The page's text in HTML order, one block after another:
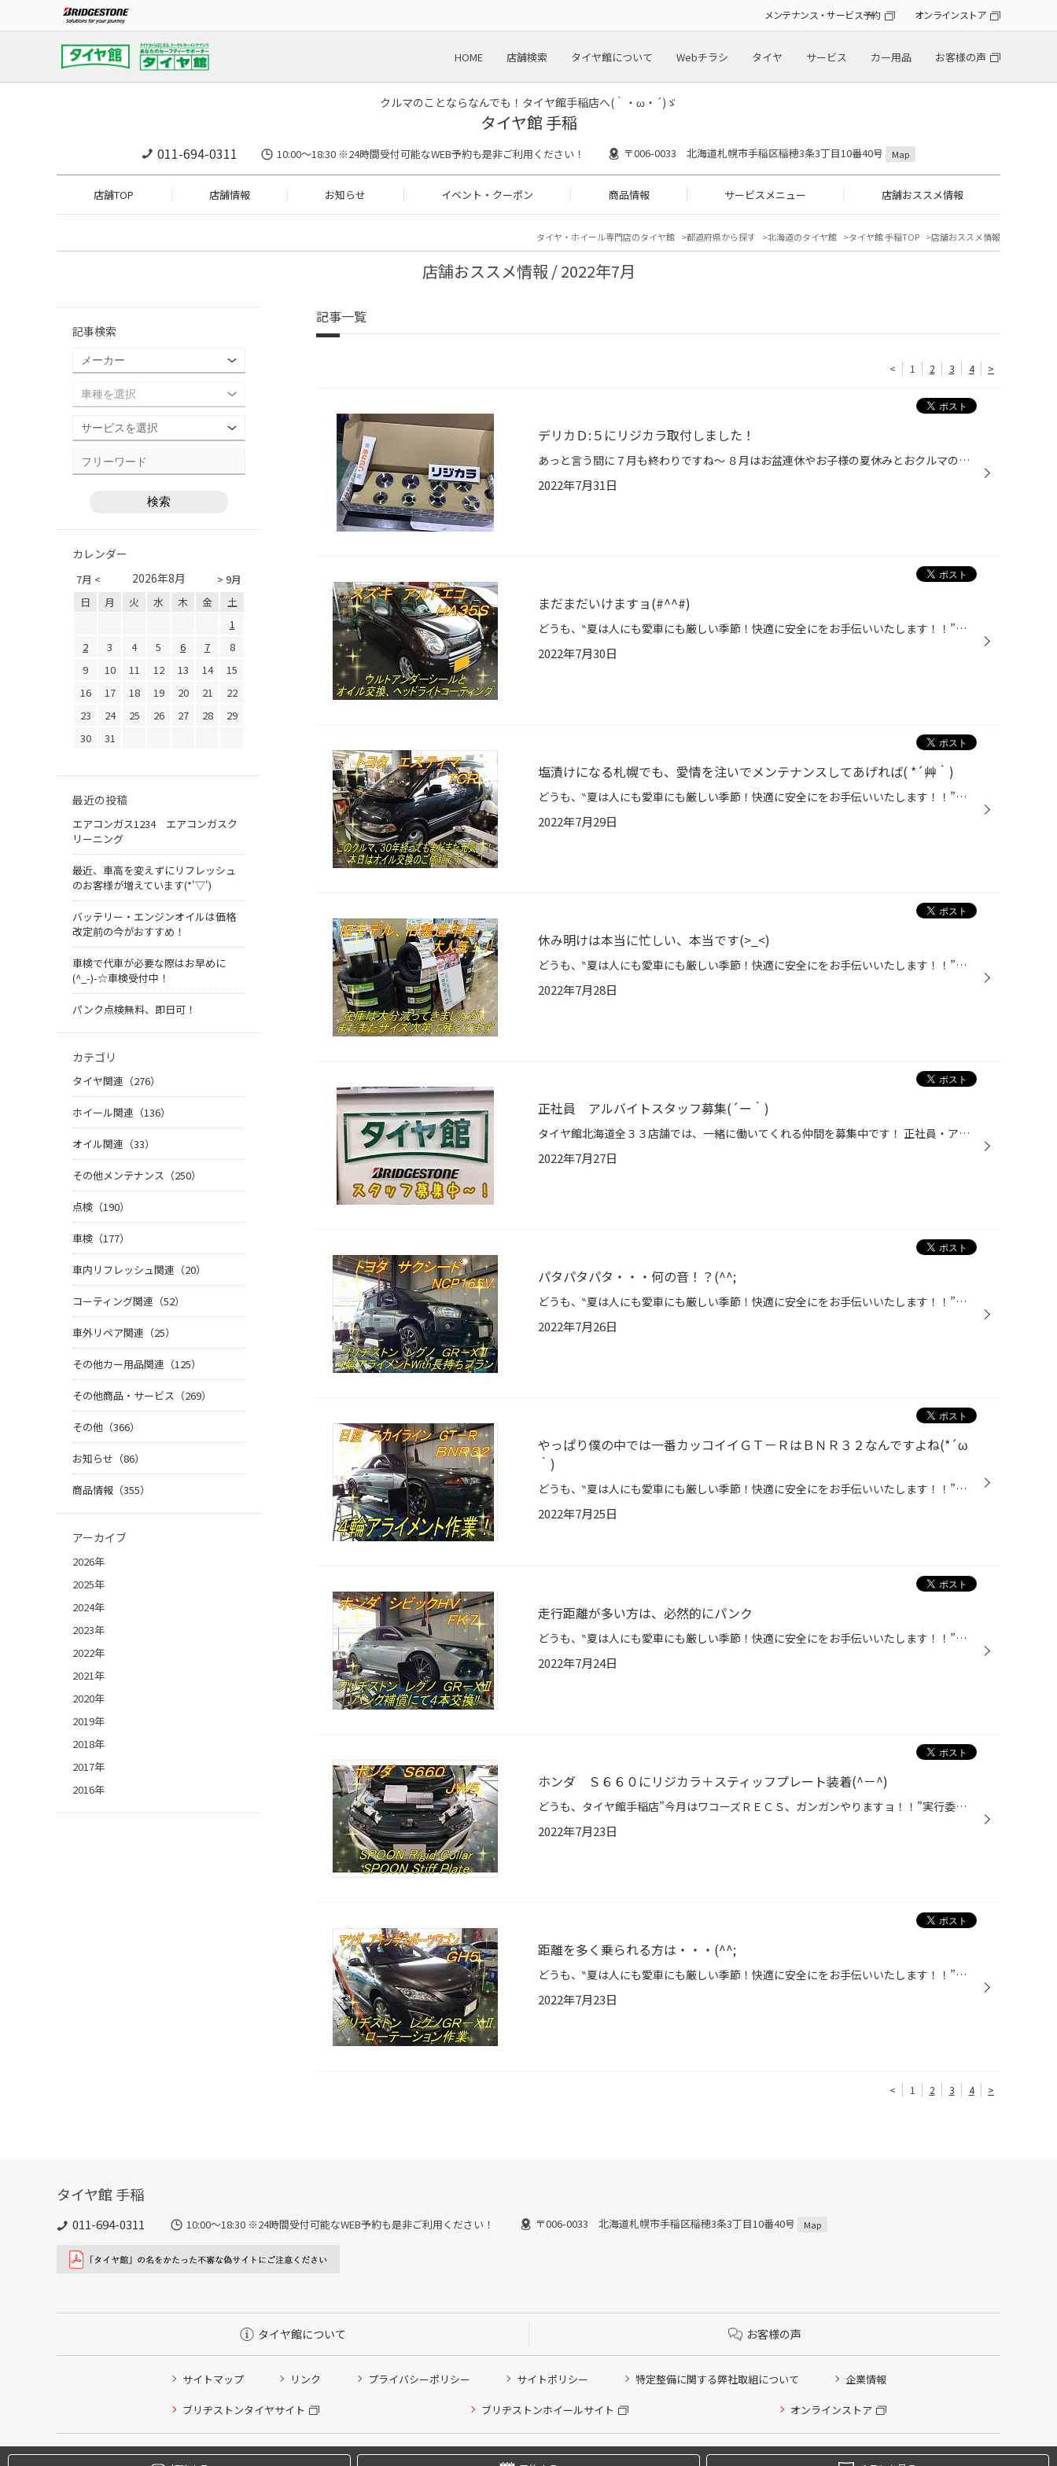
メンテナンス・サービス予約 オンラインストア
HOME 店舗検索 タイヤ館について Webチラシ タイヤ サービス カー用品 お客様の声
クルマのことならなんでも！タイヤ館手稲店へ(｀・ω・´)ゞ
タイヤ館 手稲
011-694-0311 10:00～18:30 ※24時間受付可能なWEB予約も是非ご利用ください！ 〒006-0033 北海道札幌市手稲区稲穂3条3丁目10番40号 Map
店舗TOP 店舗情報 お知らせ イベント・クーポン 商品情報 サービスメニュー 店舗おススメ情報
タイヤ・ホイール専門店のタイヤ館 都道府県から探す 北海道のタイヤ館 タイヤ館 手稲TOP 店舗おススメ情報
店舗おススメ情報 / 2022年7月
記事一覧
< 1 2 3 4 >
デリカＤ:５にリジカラ取付しました！
あっと言う間に７月も終わりですね～ ８月はお盆連休やお子様の夏休みとおクルマの仕様頻度が増しますので、お出かけ前は点検を忘れずに！ 本日はＲ2年 デリカＤ:５ ＣV１Ｗに当店大人気「リジカラ」の取付け作業です。 こんな小さいパーツですが、クルマの動きがシャキッとしますので運転がしやす...
2022年7月31日
まだまだいけますョ(#^^#)
どうも、‶夏は人にも愛車にも厳しい季節！快適に安全にをお手伝いいたします！！”実行委員長かけるです。 今日は本当に暑いですね(>_<) 暑さで動きも鈍くなっちゃいますが、それでも作業はいっぱいありましてその中から ‶スズキ アルトエコ” ‶ＨＡ３５Ｓ” こちらのお客様は今年の春に夏タイヤと冬タ...
2022年7月30日
塩漬けになる札幌でも、愛情を注いでメンテナンスしてあげれば( *´艸｀)
どうも、‶夏は人にも愛車にも厳しい季節！快適に安全にをお手伝いいたします！！”実行委員長かけるです。 本日はめちゃめちゃきれいな ‶トヨタ エスティマ” ‶ＴＣＲ” 型式見てないので20？21？11？わかんないです。 こちらのお客様は、本日はオイル交換のご依頼ですが・・・ 本当綺麗ですね(*´ω｀) ...
2022年7月29日
休み明けは本当に忙しい、本当です(>_<)
どうも、‶夏は人にも愛車にも厳しい季節！快適に安全にをお手伝いいたします！！”実行委員長かけるです。 今日はとっても忙しくて、写真を撮っておりません(^^; ですので コチラの紹介を！！ ‶旧モデル・旧製造年品 クリアランスセール！！” 上級グレードの高品質タイヤを、お手頃価格でＧＥＴする...
2022年7月28日
正社員 アルバイトスタッフ募集(´ー｀)
タイヤ館北海道全３３店舗では、一緒に働いてくれる仲間を募集中です！ 正社員・アルバイトどちらでもOK！ 性別や経験も問いません(*'ω'*) 未経験からスタートしているスタッフもたくさんいます！ 車に興味がある方は勿論！接客がお好きな方でも大歓迎ですよ～ 詳細や応募方法はコチラのリクルート...
2022年7月27日
パタパタパタ・・・何の音！？(^^;
どうも、‶夏は人にも愛車にも厳しい季節！快適に安全にをお手伝いいたします！！”実行委員長かけるです。 今日はとっても忙しくて、写真が少ないのですが・・・ ‶トヨタ サクシード” ‶ＮＣＰ１６５Ｖ” こちらのお客様は、走行すると「パタパタと音がする」との事でご来店。 点検の結果、原因として...
2022年7月26日
やっぱり僕の中では一番カッコイイＧＴ－ＲはＢＮＲ３２なんですよね(*´ω
｀)
どうも、‶夏は人にも愛車にも厳しい季節！快適に安全にをお手伝いいたします！！”実行委員長かけるです。 表題の件、 ‶ニッサン スカイライン ＧＴ－Ｒ” ‶ＢＮＲ３２” こちらのお客様は‶アライメント”をご依頼頂きました(^－^) もう１７年程お乗りとの事でしたが、なかなかスパルタンな内装で アラ...
2022年7月25日
走行距離が多い方は、必然的にパンク
どうも、‶夏は人にも愛車にも厳しい季節！快適に安全にをお手伝いいたします！！”実行委員長かけるです。 表題の件、 ‶ホンダ シビック” ‶ＦＫ７” こちらのお客様は今年の春に‶こだわりのインチダウンで快適性能アップ”させていただいたお客様で、とても快適だとお喜び頂いておりましたが・・・ た...
2022年7月24日
ホンダ Ｓ６６０にリジカラ＋スティッフプレート装着(^－^)
どうも、タイヤ館手稲店”今月はワコーズＲＥＣＳ、ガンガンやりますョ！！”実行委員長かけるです。 ※こちらの記事は2021.05.16の記事を再編集しております。 ‶スプーン リジカラ” おクルマは ‶ホンダ Ｓ６６０” ‶ＪＷ５” リジカラについては以前僕なりに‶わかりやすく書いた記事がコチラ” こんな小...
2022年7月23日
距離を多く乗られる方は・・・(^^;
どうも、‶夏は人にも愛車にも厳しい季節！快適に安全にをお手伝いいたします！！”実行委員長かけるです。 表題の件、北海道は夏・冬のタイヤ交換がある為あまりなじみが無いんですが・・・ ‶マツダ アテンザスポーツワゴン” ‶ＧＨ５” こちらのお客様は、夏場のみ走行距離がめちゃめちゃ増えるのでワ...
2022年7月23日
< 1 2 3 4 >
記事検索
カレンダー
7月 < > 9月
2026年8月
日 月 火 水 木 金
土
1
2
3 4 5 6 7
8
9
10 11 12 13 14
15
16
17 18 19 20 21
22
23
24 25 26 27 28
29
30
31
最近の投稿
エアコンガス1234 エアコンガスク
リーニング
最近、車高を変えずにリフレッシュ
のお客様が増えています(*'▽')
バッテリー・エンジンオイルは価格
改定前の今がおすすめ！
車検で代車が必要な際はお早めに
(^_-)-☆車検受付中！
パンク点検無料、即日可！
カテゴリ
タイヤ関連（276）
ホイール関連（136）
オイル関連（33）
その他メンテナンス（250）
点検（190）
車検（177）
車内リフレッシュ関連（20）
コーティング関連（52）
車外リペア関連（25）
その他カー用品関連（125）
その他商品・サービス（269）
その他（366）
お知らせ（86）
商品情報（355）
アーカイブ
2026年
2025年
2024年
2023年
2022年
2021年
2020年
2019年
2018年
2017年
2016年
タイヤ館 手稲
011-694-0311 10:00～18:30 ※24時間受付可能なWEB予約も是非ご利用ください！ 〒006-0033 北海道札幌市手稲区稲穂3条3丁目10番40号 Map
タイヤ館について お客様の声
サイトマップ リンク プライバシーポリシー サイトポリシー 特定整備に関する弊社取組について 企業情報
ブリヂストンタイヤサイト ブリヂストンホイールサイト オンラインストア
Copyright © 2024 Bridgestone Retail Co.,Ltd. All rights Reserved.
タイヤ点検・安全点検/タイヤ履き替え/オイル交換/その他ピット作業の予約
クローク契約会員専用タイヤ履き替え※タイヤ履き替えを希望のクローク契約会員の方はこちらを選択ください
本日のタイヤ履き替え順番待ち予約 ※クローク契約会員の方はご利用いただけません